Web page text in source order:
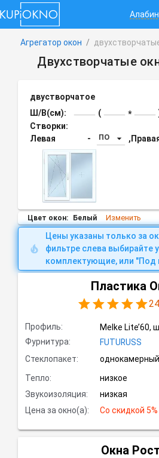
Агрегатор окон /
Двухстворчатые
двустворчатое
Ш/В(см): ( *
Створки:
Левая
- ПО ,
Цвет окон: Белый Изменить
Цены указаны только за
фильтре слева выбирайте
комплектующие, или "Под
Пластика
24
Профиль: Melke Lite’60,
Фурнитура:
FUTURUSS
Стеклопакет:
однокамерный
Тепло:
низкое
Звукоизоляция:
низкая
Цена за окно(а):
Со скидкой
Окна